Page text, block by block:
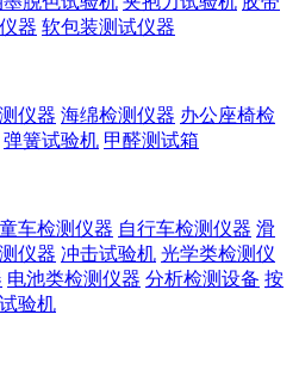
器 软包装测试仪器
仪器 海绵检测仪器 办公座椅检
弹簧试验机 甲醛测试箱
车检测仪器 自行车检测仪器 滑
仪器 冲击试验机 光学类检测仪
电池类检测仪器 分析检测设备 按
验机